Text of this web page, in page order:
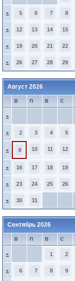
» 5 6 7 8
» 12 13 14 15
» 19 20 21 22
» 26 27 28 29
Август 2026
В П В С
»
» 2 3 4 5
» 9 10 11 12
» 16 17 18 19
» 23 24 25 26
» 30 31
Сентябрь 2026
В П В С
» 1 2
» 6 7 8 9